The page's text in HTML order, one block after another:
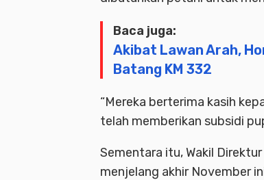
Baca juga:
Akibat Lawan Arah,
Batang KM 332
“Mereka berterima kasih
telah memberikan subsidi
Sementara itu, Wakil
menjelang akhir November